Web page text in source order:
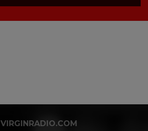
VIRGINRADIO.COM